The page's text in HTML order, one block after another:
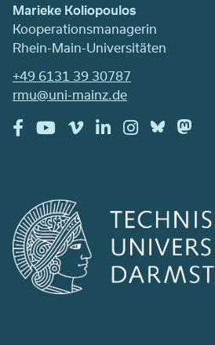
Marieke Koliopoulos
Kooperationsmanagerin
Rhein-Main-Universitäten
+49 6131 39 30787
rmu@uni-mainz.de